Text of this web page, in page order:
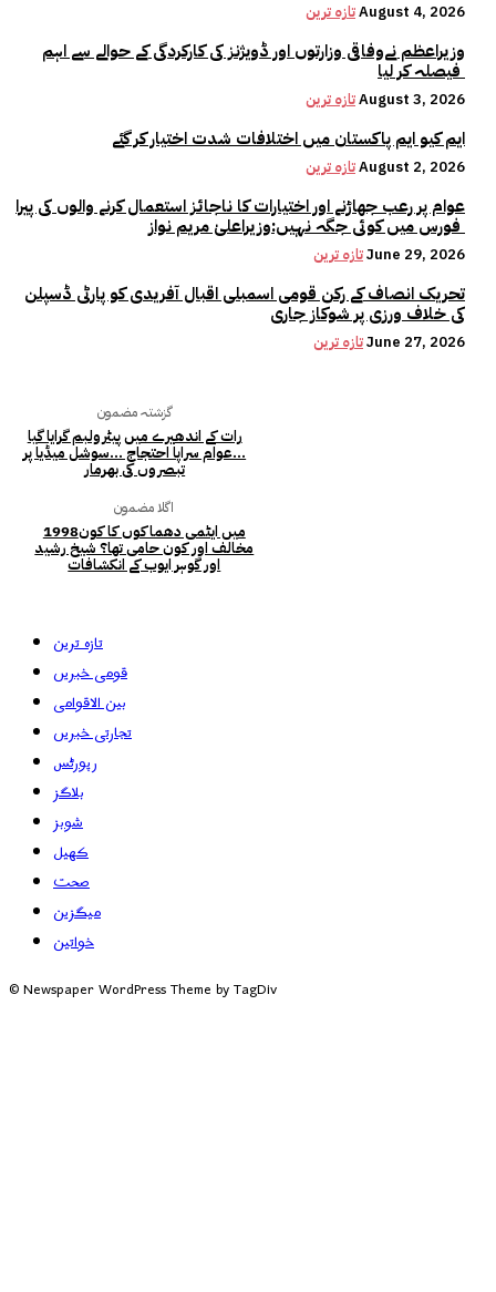
تازہ ترینAugust 4, 2026
وزیراعظم نےوفاقی وزارتوں اور ڈویژنز کی کارکردگی کے حوالے سے اہم
تازہ ترینAugust 3, 2026
ایم کیو ایم پاکستان میں اختلافات شدت اختیار کر گئے
تازہ ترینAugust 2, 2026
عوام پر رعب جھاڑنے اور اختیارات کا ناجائز استعمال کرنے والوں کی پیرا
تازہ ترینJune 29, 2026
تحریک انصاف کے رکن قومی اسمبلی اقبال آفریدی کو پارٹی ڈسپلن
کی خلاف ورزی پر شوکاز جاری
تازہ ترینJune 27, 2026
گزشتہ مضمون
رات کے اندھیرے میں پیٹرولبم گرایا گیا
…عوام سراپا احتجاج …سوشل میڈیا پر
تبصروں کی بھرمار
اگلا مضمون
1998میں ایٹمی دھماکوں کا کون
مخالف اور کون حامی تھا؟ شیخ رشید
اور گوہر ایوب کے انکشافات
تازہ ترین
قومی خبریں
بین الاقوامی
تجارتی خبریں
رپورٹس
بلاگز
شوبز
کھیل
صحت
میگزین
خواتین
© Newspaper WordPress Theme by TagDiv